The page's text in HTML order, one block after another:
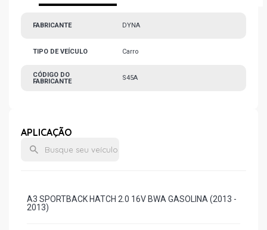
FABRICANTE DYNA
TIPO DE VEÍCULO Carro
CÓDIGO DO
FABRICANTE
S45A
APLICAÇÃO
A3 SPORTBACK HATCH 2.0 16V BWA GASOLINA (2013 -
2013)